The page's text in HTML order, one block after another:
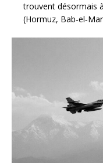
trouvent désormais
(Hormuz,